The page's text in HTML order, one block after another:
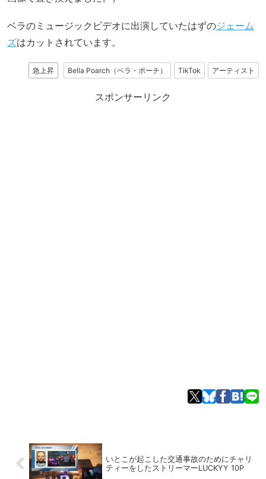
ベラのミュージックビデオに出演していたはずのジェーム
ズはカットされています。
急上昇 Bella Poarch（ベラ・ポーチ） TikTok アーティスト
スポンサーリンク
いとこが起こした交通事故のためにチャリ
ティーをしたストリーマーLUCKYY 10P